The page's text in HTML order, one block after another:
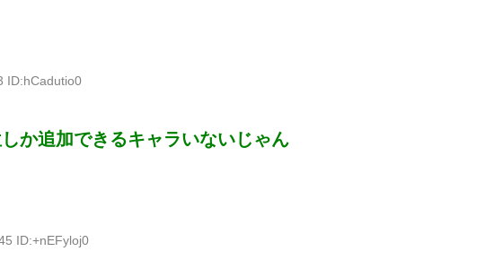
ID:hCadutio0
か追加できるキャラいないじゃん
ID:+nEFyloj0